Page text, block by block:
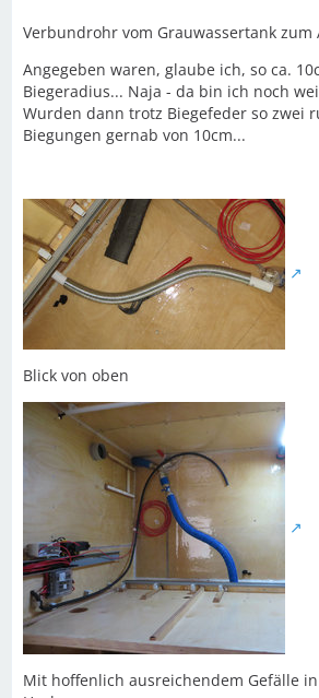
Verbundrohr vom Grauwassertank zum
Angegeben waren, glaube ich, so ca.
Biegeradius... Naja - da bin ich noch
Wurden dann trotz Biegefeder so zwei
Biegungen gernab von 10cm...
Blick von oben
Mit hoffenlich ausreichendem Gefälle